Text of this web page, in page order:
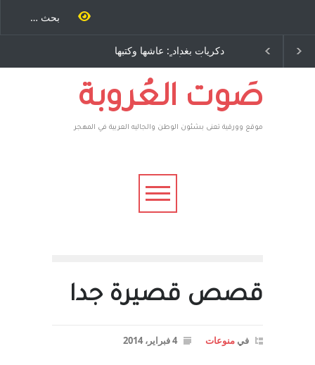
دكريات بغداد ٍ: عاشها وكتبها
:وليد رباح – نيوجرسي –
الولايات المتحدة الامريكية
طاحنة كتب
يوسف يقهر
، فأعطوه
وهم صاغرون،صَوت العُروبة
موقع وورقية تعنى بشئون الوطن والجاليه العربية في المهجر
قصص قصيرة جدا
في منوعات 4 فبراير، 2014